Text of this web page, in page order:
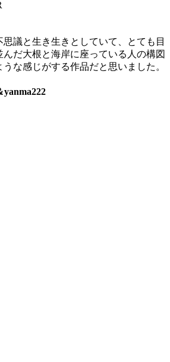
議と生き生きとしていて、とても目
だ大根と海岸に座っている人の構図
な感じがする作品だと思いました。
yanma222